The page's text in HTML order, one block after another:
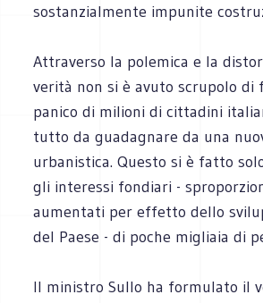
sostanzialmente impunite
Attraverso la polemica e la
verità non si è avuto scrupolo di
panico di milioni di cittadini
tutto da guadagnare da una
urbanistica. Questo si è fatto
gli interessi fondiari -
aumentati per effetto dello
del Paese - di poche migliaia di
Il ministro Sullo ha formulato il